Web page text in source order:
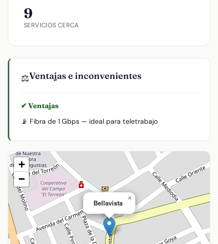
9
SERVICIOS CERCA
⚖️Ventajas e inconvenientes
✔ Ventajas
📡 Fibra de 1 Gbps — ideal para teletrabajo
Bellavista
×
+
−